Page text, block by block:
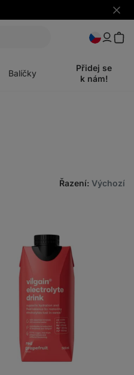
Skrýt
Balíčky
Přidej se
k nám!
Řazení: Výchozí